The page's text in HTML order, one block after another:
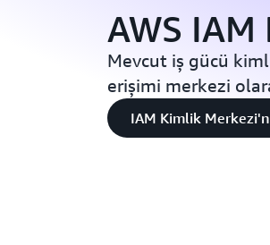
AWS
Mevcut iş gücü
erişimi merkezi
IAM Kimlik